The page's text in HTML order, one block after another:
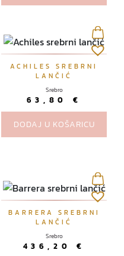
o
z
v
m
v
e
v
ACHILES SREBRNI
LANČIĆ
Srebro
63,80 €
DODAJ U KOŠARICU
BARRERA SREBRNI
LANČIĆ
Srebro
436,20 €